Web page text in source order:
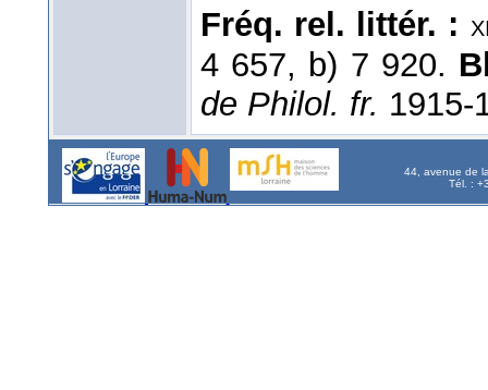
Fréq. rel. littér. :
4 657, b) 7 920.
de Philol. fr. 1915-
44, avenue de
Tél. :